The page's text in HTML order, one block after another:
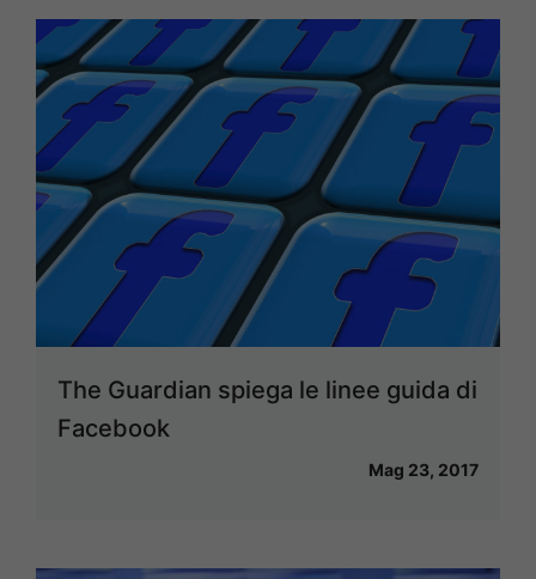
The Guardian spiega le linee guida di
Facebook
Mag 23, 2017